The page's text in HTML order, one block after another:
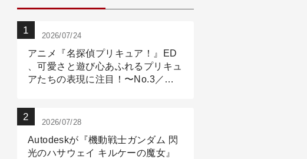
2026/07/24
アニメ『名探偵プリキュア！』ED
、可愛さと遊び心あふれるプリキュ
アたちの表現に注目！〜No.3／ア
2026/07/28
Autodeskが『機動戦士ガンダム 閃
光のハサウェイ キルケーの魔女』